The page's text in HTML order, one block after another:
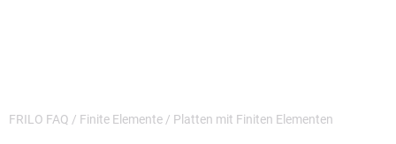
FRILO FAQ / Finite Elemente / Platten mit Finiten Elementen